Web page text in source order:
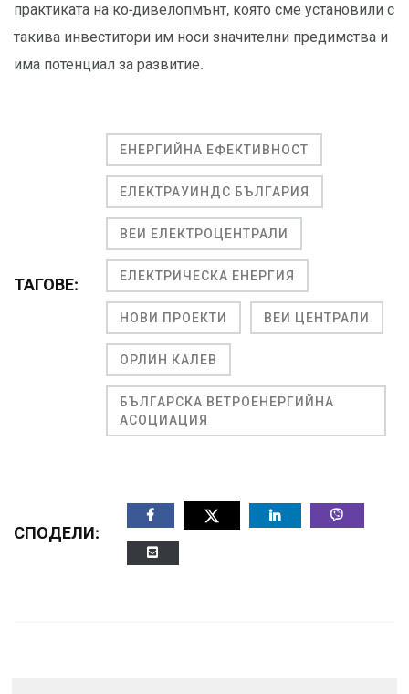
практиката на ко-дивелопмънт, която сме установили с
такива инвеститори им носи значителни предимства и
има потенциал за развитие.
ТАГОВЕ:
ЕНЕРГИЙНА ЕФЕКТИВНОСТ
ЕЛЕКТРАУИНДС БЪЛГАРИЯ
ВЕИ ЕЛЕКТРОЦЕНТРАЛИ
ЕЛЕКТРИЧЕСКА ЕНЕРГИЯ
НОВИ ПРОЕКТИ ВЕИ ЦЕНТРАЛИ
ОРЛИН КАЛЕВ
БЪЛГАРСКА ВЕТРОЕНЕРГИЙНА
АСОЦИАЦИЯ
СПОДЕЛИ: